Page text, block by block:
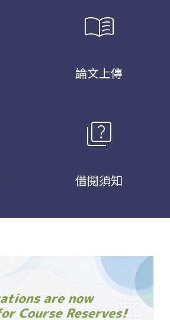
menu_book
論文上傳
quiz
借閱須知